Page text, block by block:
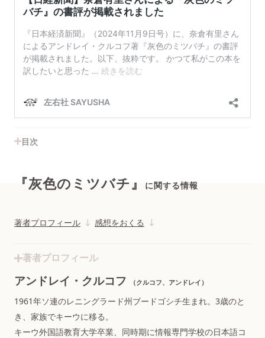
目次
『灰色のミツバチ』 に関する情報
著者プロフィール 感想をおくる
著者プロフィール
アンドレイ・クルコフ （クルコフ、アンドレイ）
1961年ソ連のレニングラード州ブードゴシチ生まれ。3歳のと
き、家族でキーウに移る。
キーウ外国語教育大学卒業、同時期に情報専門学校の日本語コ